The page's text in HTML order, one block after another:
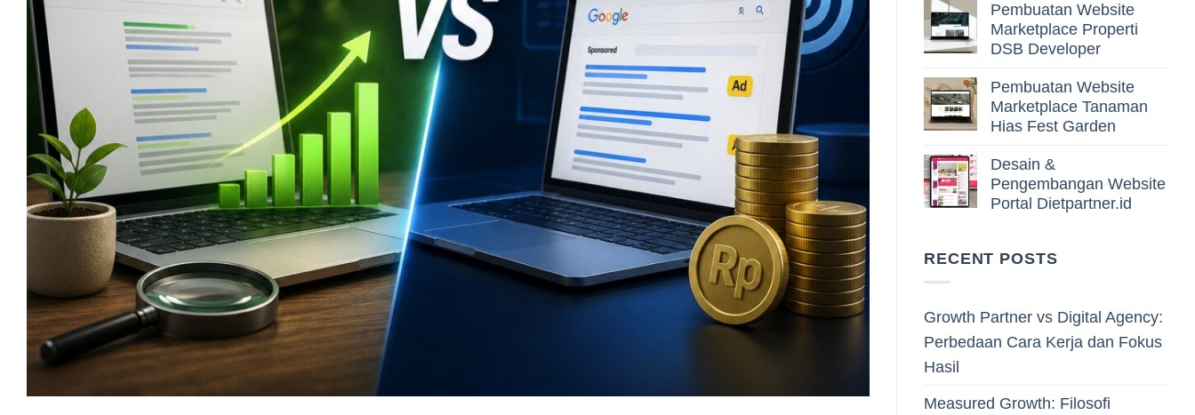
Pembuatan Website
Marketplace Properti
DSB Developer
Pembuatan Website
Marketplace Tanaman
Hias Fest Garden
Desain &
Pengembangan Website
Portal Dietpartner.id
RECENT POSTS
Growth Partner vs Digital Agency:
Perbedaan Cara Kerja dan Fokus
Hasil
Measured Growth: Filosofi